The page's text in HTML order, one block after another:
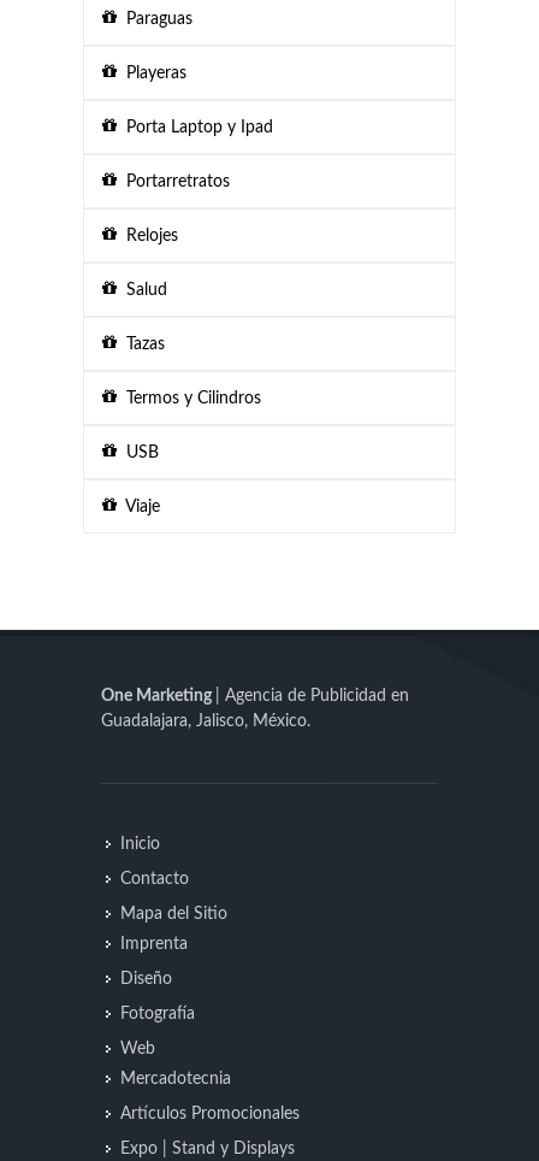
Paraguas
Playeras
Porta Laptop y Ipad
Portarretratos
Relojes
Salud
Tazas
Termos y Cilindros
USB
Viaje
One Marketing
| Agencia de Publicidad en
Guadalajara, Jalisco, México.
Inicio
Contacto
Mapa del Sitio
Imprenta
Diseño
Fotografía
Web
Mercadotecnia
Artículos Promocionales
Expo | Stand y Displays